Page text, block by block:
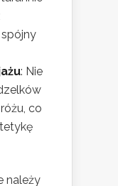
: Nie
co
należy